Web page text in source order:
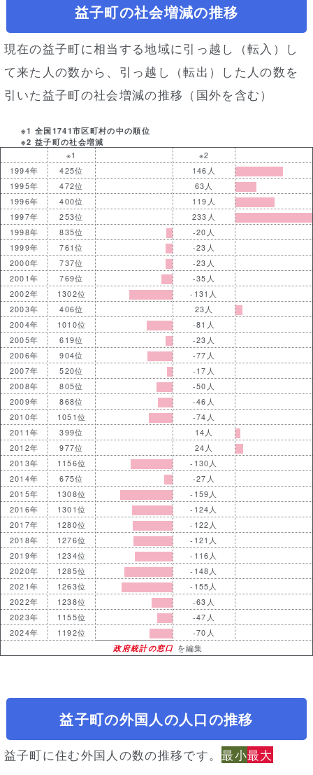
益子町の社会増減の推移
現在の益子町に相当する地域に引っ越し（転入）し
て来た人の数から、引っ越し（転出）した人の数を
引いた益子町の社会増減の推移（国外を含む）
※1 全国1741市区町村の中の順位
※2 益子町の社会増減
※1
※2
1994年
425位
146人
1995年
472位
63人
1996年
400位
119人
1997年
253位
233人
1998年
835位
-20人
1999年
761位
-23人
2000年
737位
-23人
2001年
769位
-35人
2002年
1302位
-131人
2003年
406位
23人
2004年
1010位
-81人
2005年
619位
-23人
2006年
904位
-77人
2007年
520位
-17人
2008年
805位
-50人
2009年
868位
-46人
2010年
1051位
-74人
2011年
399位
14人
2012年
977位
24人
2013年
1156位
-130人
2014年
675位
-27人
2015年
1308位
-159人
2016年
1301位
-124人
2017年
1280位
-122人
2018年
1276位
-121人
2019年
1234位
-116人
2020年
1285位
-148人
2021年
1263位
-155人
2022年
1238位
-63人
2023年
1155位
-47人
2024年
1192位
-70人
政府統計の窓口 を編集
益子町の外国人の人口の推移
益子町に住む外国人の数の推移です。最小最大